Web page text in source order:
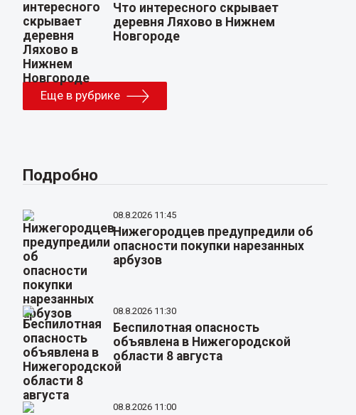
Что интересного скрывает
деревня Ляхово в Нижнем
Новгороде
Еще в рубрике
Подробно
08.8.2026 11:45
Нижегородцев предупредили об
опасности покупки нарезанных
арбузов
08.8.2026 11:30
Беспилотная опасность
объявлена в Нижегородской
области 8 августа
08.8.2026 11:00